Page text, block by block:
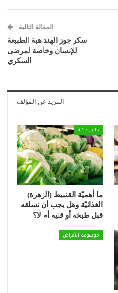
المقالة التالية
سكر جوز الهند هبة الطبيعة
للإنسان وخاصة لمرضى
السكري
المزيد عن المؤلف
حلول ذكية
ما أهميّة القنبيط (الزهرة)
الغذائيّة وهل يجب أن نسلقه
قبل طبخه أو قليه أم لا؟
موسوعة الأمراض